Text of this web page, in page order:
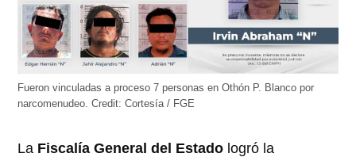
Fueron vinculadas a proceso 7 personas en Othón P. Blanco por
narcomenudeo.Credit: Cortesía / FGE
La Fiscalía General del Estado logró la